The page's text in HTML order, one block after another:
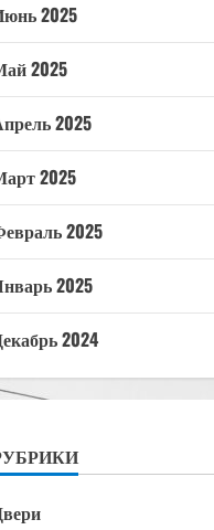
2025
2025
2025
2025
2025
2025
2024